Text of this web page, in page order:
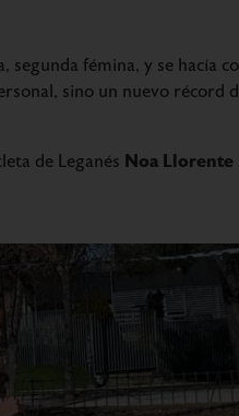
segunda fémina, y se hacía
sino un nuevo récord
de Leganés Noa Llorente